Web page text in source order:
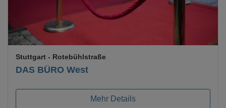
DAS BÜRO West
Stuttgart - Rotebühlstraße
Mehr Details